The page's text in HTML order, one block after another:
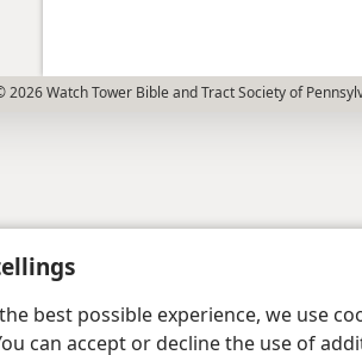
best possible experience, we use
can accept or decline the use of
2026 Watch Tower Bible and Tract Society of